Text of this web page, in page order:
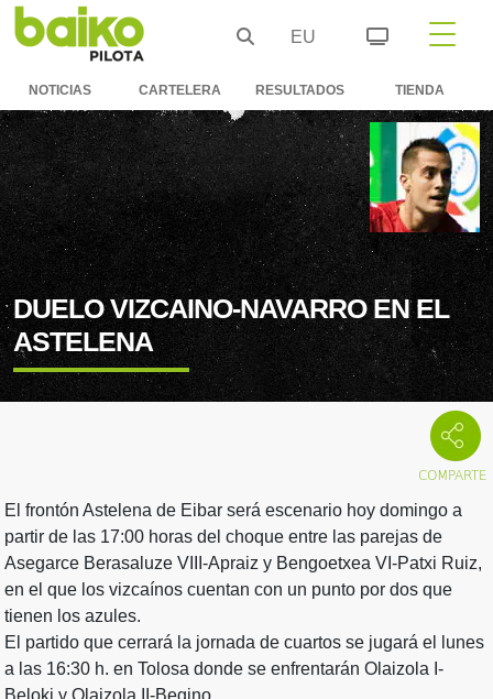
EU
NOTICIAS CARTELERA RESULTADOS TIENDA
DUELO VIZCAINO-NAVARRO EN EL
ASTELENA
El frontón Astelena de Eibar será escenario hoy domingo a
partir de las 17:00 horas del choque entre las parejas de
Asegarce Berasaluze VIII-Apraiz y Bengoetxea VI-Patxi Ruiz,
en el que los vizcaínos cuentan con un punto por dos que
tienen los azules.
El partido que cerrará la jornada de cuartos se jugará el lunes
a las 16:30 h. en Tolosa donde se enfrentarán Olaizola I-
Beloki y Olaizola II-Begino.